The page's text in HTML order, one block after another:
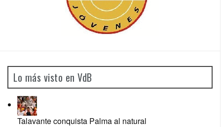
Lo más visto en VdB
Talavante conquista Palma al natural